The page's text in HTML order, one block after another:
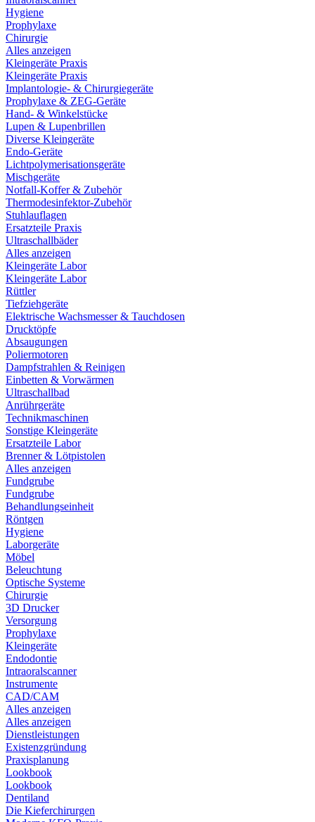
Hygiene
Prophylaxe
Chirurgie
Alles anzeigen
Kleingeräte Praxis
Kleingeräte Praxis
Implantologie- & Chirurgiegeräte
Prophylaxe & ZEG-Geräte
Hand- & Winkelstücke
Lupen & Lupenbrillen
Diverse Kleingeräte
Endo-Geräte
Lichtpolymerisationsgeräte
Mischgeräte
Notfall-Koffer & Zubehör
Thermodesinfektor-Zubehör
Stuhlauflagen
Ersatzteile Praxis
Ultraschallbäder
Alles anzeigen
Kleingeräte Labor
Kleingeräte Labor
Rüttler
Tiefziehgeräte
Elektrische Wachsmesser & Tauchdosen
Drucktöpfe
Absaugungen
Poliermotoren
Dampfstrahlen & Reinigen
Einbetten & Vorwärmen
Ultraschallbad
Anrührgeräte
Technikmaschinen
Sonstige Kleingeräte
Ersatzteile Labor
Brenner & Lötpistolen
Alles anzeigen
Fundgrube
Fundgrube
Behandlungseinheit
Röntgen
Hygiene
Laborgeräte
Möbel
Beleuchtung
Optische Systeme
Chirurgie
3D Drucker
Versorgung
Prophylaxe
Kleingeräte
Endodontie
Intraoralscanner
Instrumente
CAD/CAM
Alles anzeigen
Alles anzeigen
Dienstleistungen
Existenzgründung
Praxisplanung
Lookbook
Lookbook
Dentiland
Die Kieferchirurgen